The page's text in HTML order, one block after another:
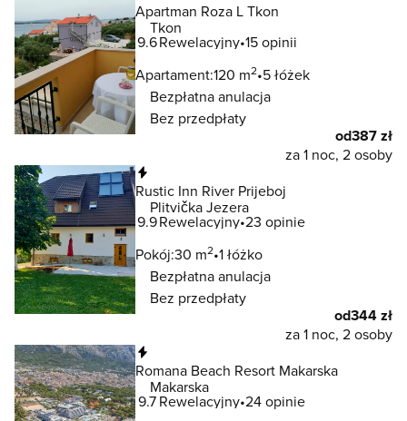
Apartman Roza L Tkon
Tkon
9.6Rewelacyjny 15 opinii
Apartament:120 m2 5 łóżek
Bezpłatna anulacja
Bez przedpłaty
od387 zł
za 1 noc, 2 osoby
Rustic Inn River Prijeboj
Plitvička Jezera
9.9Rewelacyjny 23 opinie
Pokój:30 m2 1 łóżko
Bezpłatna anulacja
Bez przedpłaty
od344 zł
za 1 noc, 2 osoby
Romana Beach Resort Makarska
Makarska
9.7Rewelacyjny 24 opinie